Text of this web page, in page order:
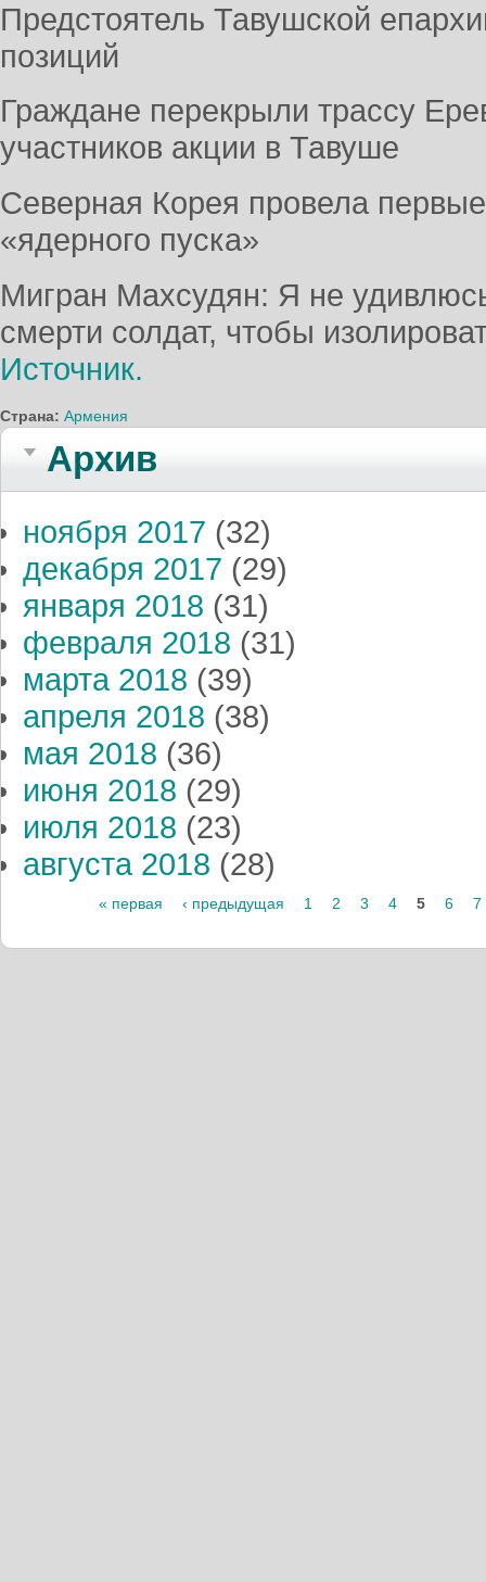
Предстоятель Тавушской
позиций
Граждане перекрыли трассу
участников акции в Тавуше
Северная Корея провела
«ядерного пуска»
Мигран Махсудян: Я не
смерти солдат, чтобы
Источник.
Страна: Армения
Архив
ноября 2017 (32)
декабря 2017 (29)
января 2018 (31)
февраля 2018 (31)
марта 2018 (39)
апреля 2018 (38)
мая 2018 (36)
июня 2018 (29)
июля 2018 (23)
августа 2018 (28)
Страницы« первая ‹ предыдущая 1 2 3 4 5 6 7